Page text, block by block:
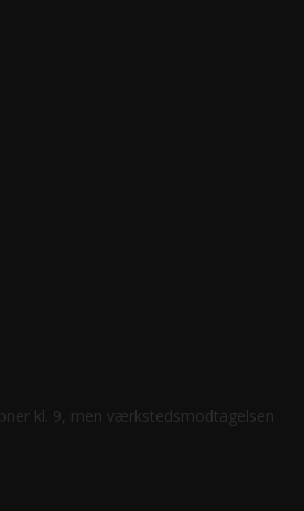
kl. 9, men værkstedsmodtagelsen